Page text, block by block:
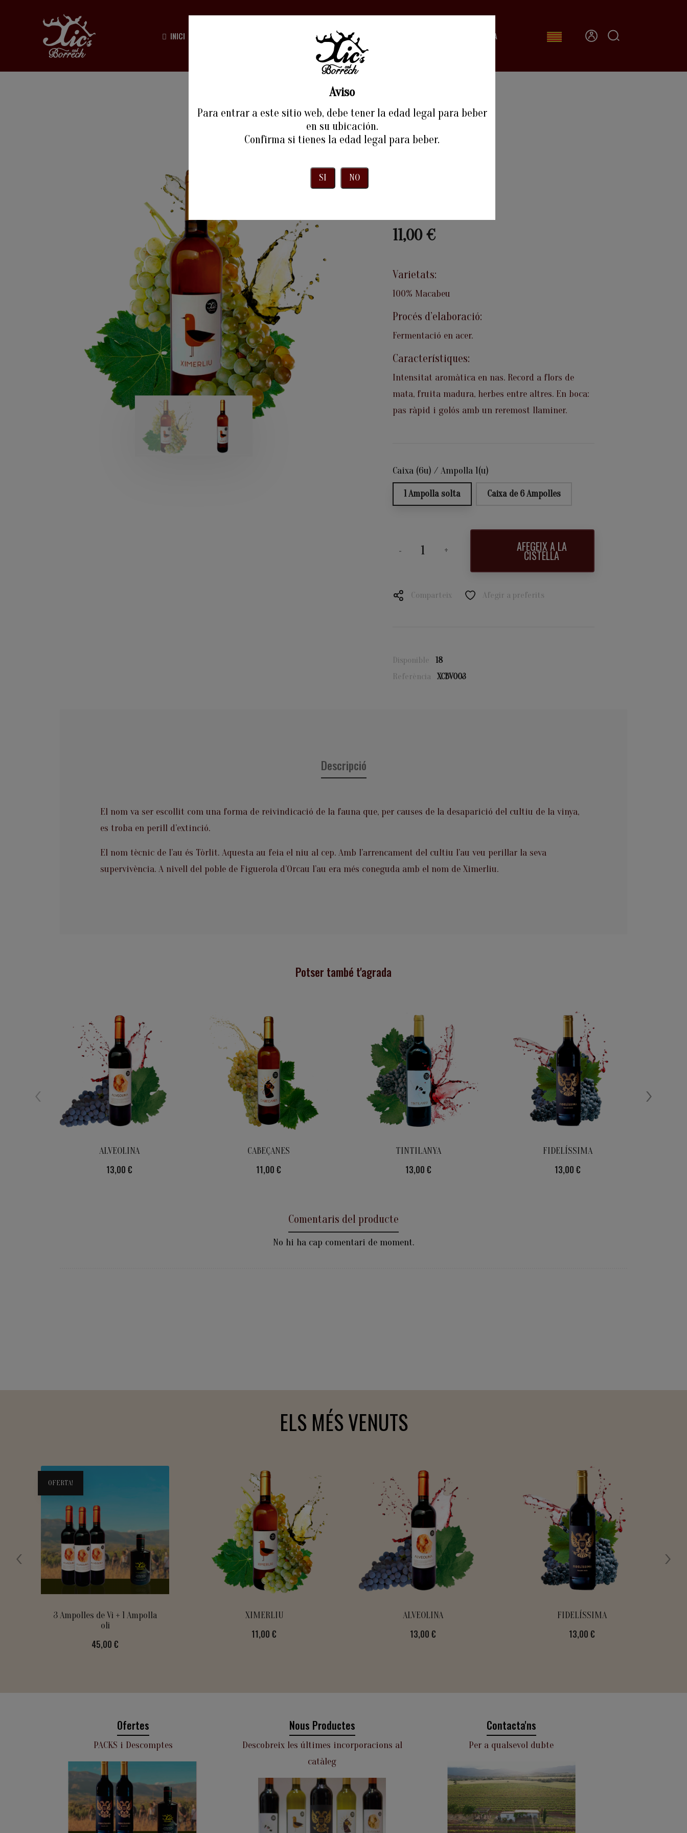
INICI EXPERIÈNCIES CONTACTA
11,00 €
Varietats:
100% Macabeu
Procés d’elaboració:
Fermentació en acer.
Característiques:
Intensitat aromàtica en nas. Record a flors de
mata, fruita madura, herbes entre altres. En boca:
pas ràpid i golós amb un reremost llaminer.
Caixa (6u) / Ampolla 1(u)
1 Ampolla solta Caixa de 6 Ampolles
- + AFEGEIX A LA
CISTELLA
Comparteix Afegir a preferits
Disponible
18
Referència
XCBV003
Descripció
El nom va ser escollit com una forma de reivindicació de la fauna que, per causes de la desaparició del cultiu de la vinya,
es troba en perill d’extinció.
El nom tècnic de l’au és Tòrlit. Aquesta au feia el niu al cep. Amb l’arrencament del cultiu l’au veu perillar la seva
supervivència. A nivell del poble de Figuerola d’Orcau l’au era més coneguda amb el nom de Ximerliu.
Potser també t'agrada
ALVEOLINA
Preu
13,00 €
CABEÇANES
Preu
11,00 €
TINTILANYA
Preu
13,00 €
FIDELÍSSIMA
Preu
13,00 €
Comentaris del producte
No hi ha cap comentari de moment.
ELS MÉS VENUTS
3 Ampolles de Vi + 1 Ampolla
oli
Preu
45,00 €
OFERTA!
XIMERLIU
Preu
11,00 €
ALVEOLINA
Preu
13,00 €
FIDELÍSSIMA
Preu
13,00 €
Ofertes
PACKS i Descomptes
Nous Productes
Descobreix les últimes incorporacions al
catàleg
Contacta'ns
Per a qualsevol dubte
Aviso
Para entrar a este sitio web, debe tener la edad legal para beber
en su ubicación.
Confirma si tienes la edad legal para beber.
SI NO